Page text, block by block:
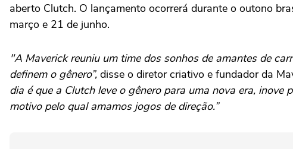
aberto Clutch. O lançamento ocorrerá durante o outono
março e 21 de junho.
"A Maverick reuniu um time dos sonhos de amantes de
definem o gênero”, disse o diretor criativo e fundador da
dia é que a Clutch leve o gênero para uma nova era,
motivo pelo qual amamos jogos de direção.”